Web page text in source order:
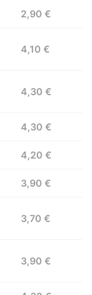
2,90 €
4,10 €
4,30 €
4,30 €
4,20 €
3,90 €
3,70 €
3,90 €